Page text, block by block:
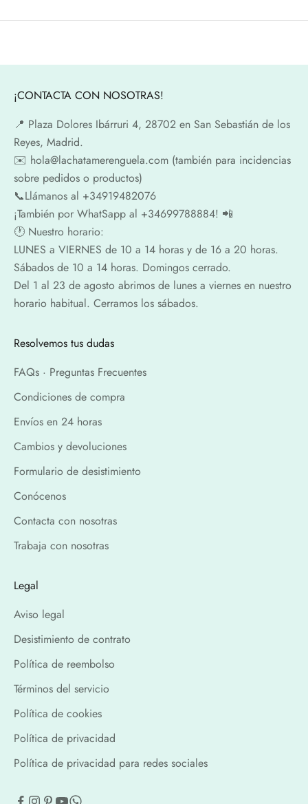
¡CONTACTA CON NOSOTRAS!
📍​ Plaza Dolores Ibárruri 4, 28702 en San Sebastián de los
Reyes, Madrid.
✉️​ hola@lachatamerenguela.com (también para incidencias
sobre pedidos o productos)
📞​​Llámanos al +34919482076
¡También por WhatSapp al +34699788884! 📲
🕐​ Nuestro horario:
LUNES a VIERNES de 10 a 14 horas y de 16 a 20 horas.
Sábados de 10 a 14 horas. Domingos cerrado.
Del 1 al 23 de agosto abrimos de lunes a viernes en nuestro
horario habitual. Cerramos los sábados.
Resolvemos tus dudas
FAQs · Preguntas Frecuentes
Condiciones de compra
Envíos en 24 horas
Cambios y devoluciones
Formulario de desistimiento
Conócenos
Contacta con nosotras
Trabaja con nosotras
Legal
Aviso legal
Desistimiento de contrato
Política de reembolso
Términos del servicio
Política de cookies
Política de privacidad
Política de privacidad para redes sociales